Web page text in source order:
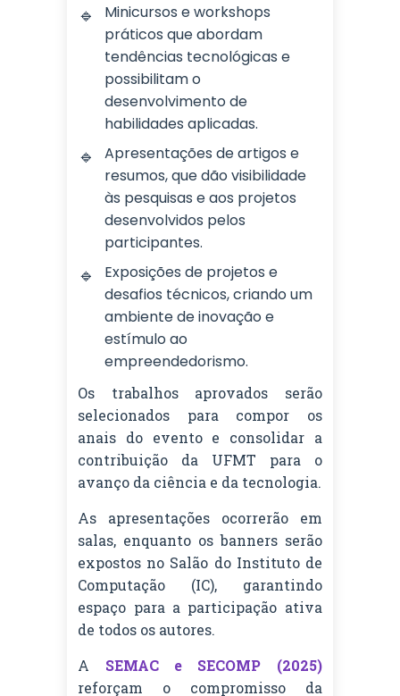
Minicursos e workshops
práticos que abordam
tendências tecnológicas e
possibilitam o
desenvolvimento de
habilidades aplicadas.
Apresentações de artigos e
resumos, que dão visibilidade
às pesquisas e aos projetos
desenvolvidos pelos
participantes.
Exposições de projetos e
desafios técnicos, criando um
ambiente de inovação e
estímulo ao
empreendedorismo.
Os trabalhos aprovados serão
selecionados para compor os
anais do evento e consolidar a
contribuição da UFMT para o
avanço da ciência e da tecnologia.
As apresentações ocorrerão em
salas, enquanto os banners serão
expostos no Salão do Instituto de
Computação (IC), garantindo
espaço para a participação ativa
de todos os autores.
A SEMAC e SECOMP (2025)
reforçam o compromisso da